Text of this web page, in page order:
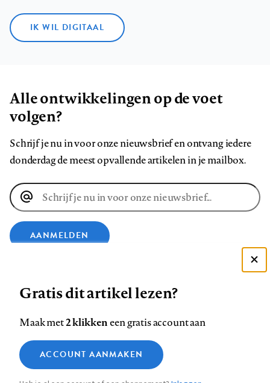
IK WIL DIGITAAL
Alle ontwikkelingen op de voet
volgen?
Schrijf je nu in voor onze nieuwsbrief en ontvang iedere
donderdag de meest opvallende artikelen in je mailbox.
E-
mailadres
AANMELDEN
op
Facebook
op
LinkedIn
op
Bluesky
ons
op
InstagramYouTube
Footer
Contact Colofon Disclaimer Privacy
Medische vragen verdienen
betrouwbare antwoorden
Zie onze cookie policy
Analytische cookies
Gratis dit artikel lezen?
Maak met2 klikkeneen gratis account aan
ACCOUNT AANMAKEN